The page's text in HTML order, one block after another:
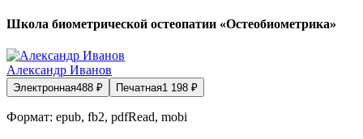
Школа биометрической остеопатии «Остеобиометрика»
Александр Иванов
Электронная488 ₽ Печатная1 198 ₽
Формат: epub, fb2, pdfRead, mobi